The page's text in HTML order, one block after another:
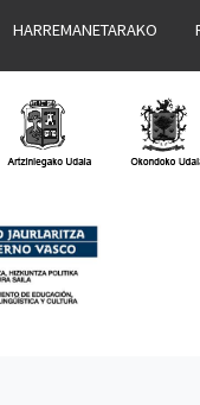
HARREMANETARAKO